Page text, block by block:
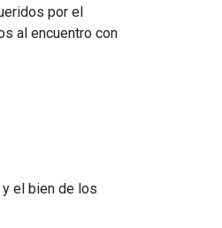
por el
al encuentro con
y el bien de los